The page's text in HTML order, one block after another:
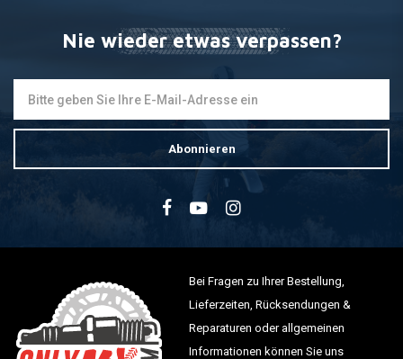
Nie wieder etwas verpassen?
Abonnieren
Bei Fragen zu Ihrer Bestellung,
Lieferzeiten, Rücksendungen &
Reparaturen oder allgemeinen
Informationen können Sie uns